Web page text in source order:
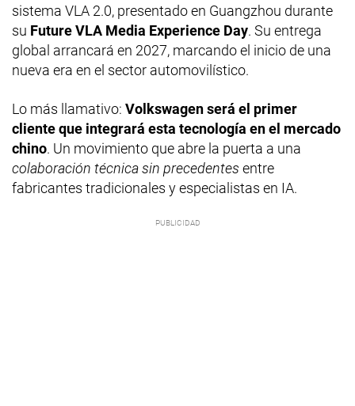
sistema VLA 2.0, presentado en Guangzhou durante
su Future VLA Media Experience Day. Su entrega
global arrancará en 2027, marcando el inicio de una
nueva era en el sector automovilístico.
Lo más llamativo: Volkswagen será el primer
cliente que integrará esta tecnología en el mercado
chino. Un movimiento que abre la puerta a una
colaboración técnica sin precedentes entre
fabricantes tradicionales y especialistas en IA.